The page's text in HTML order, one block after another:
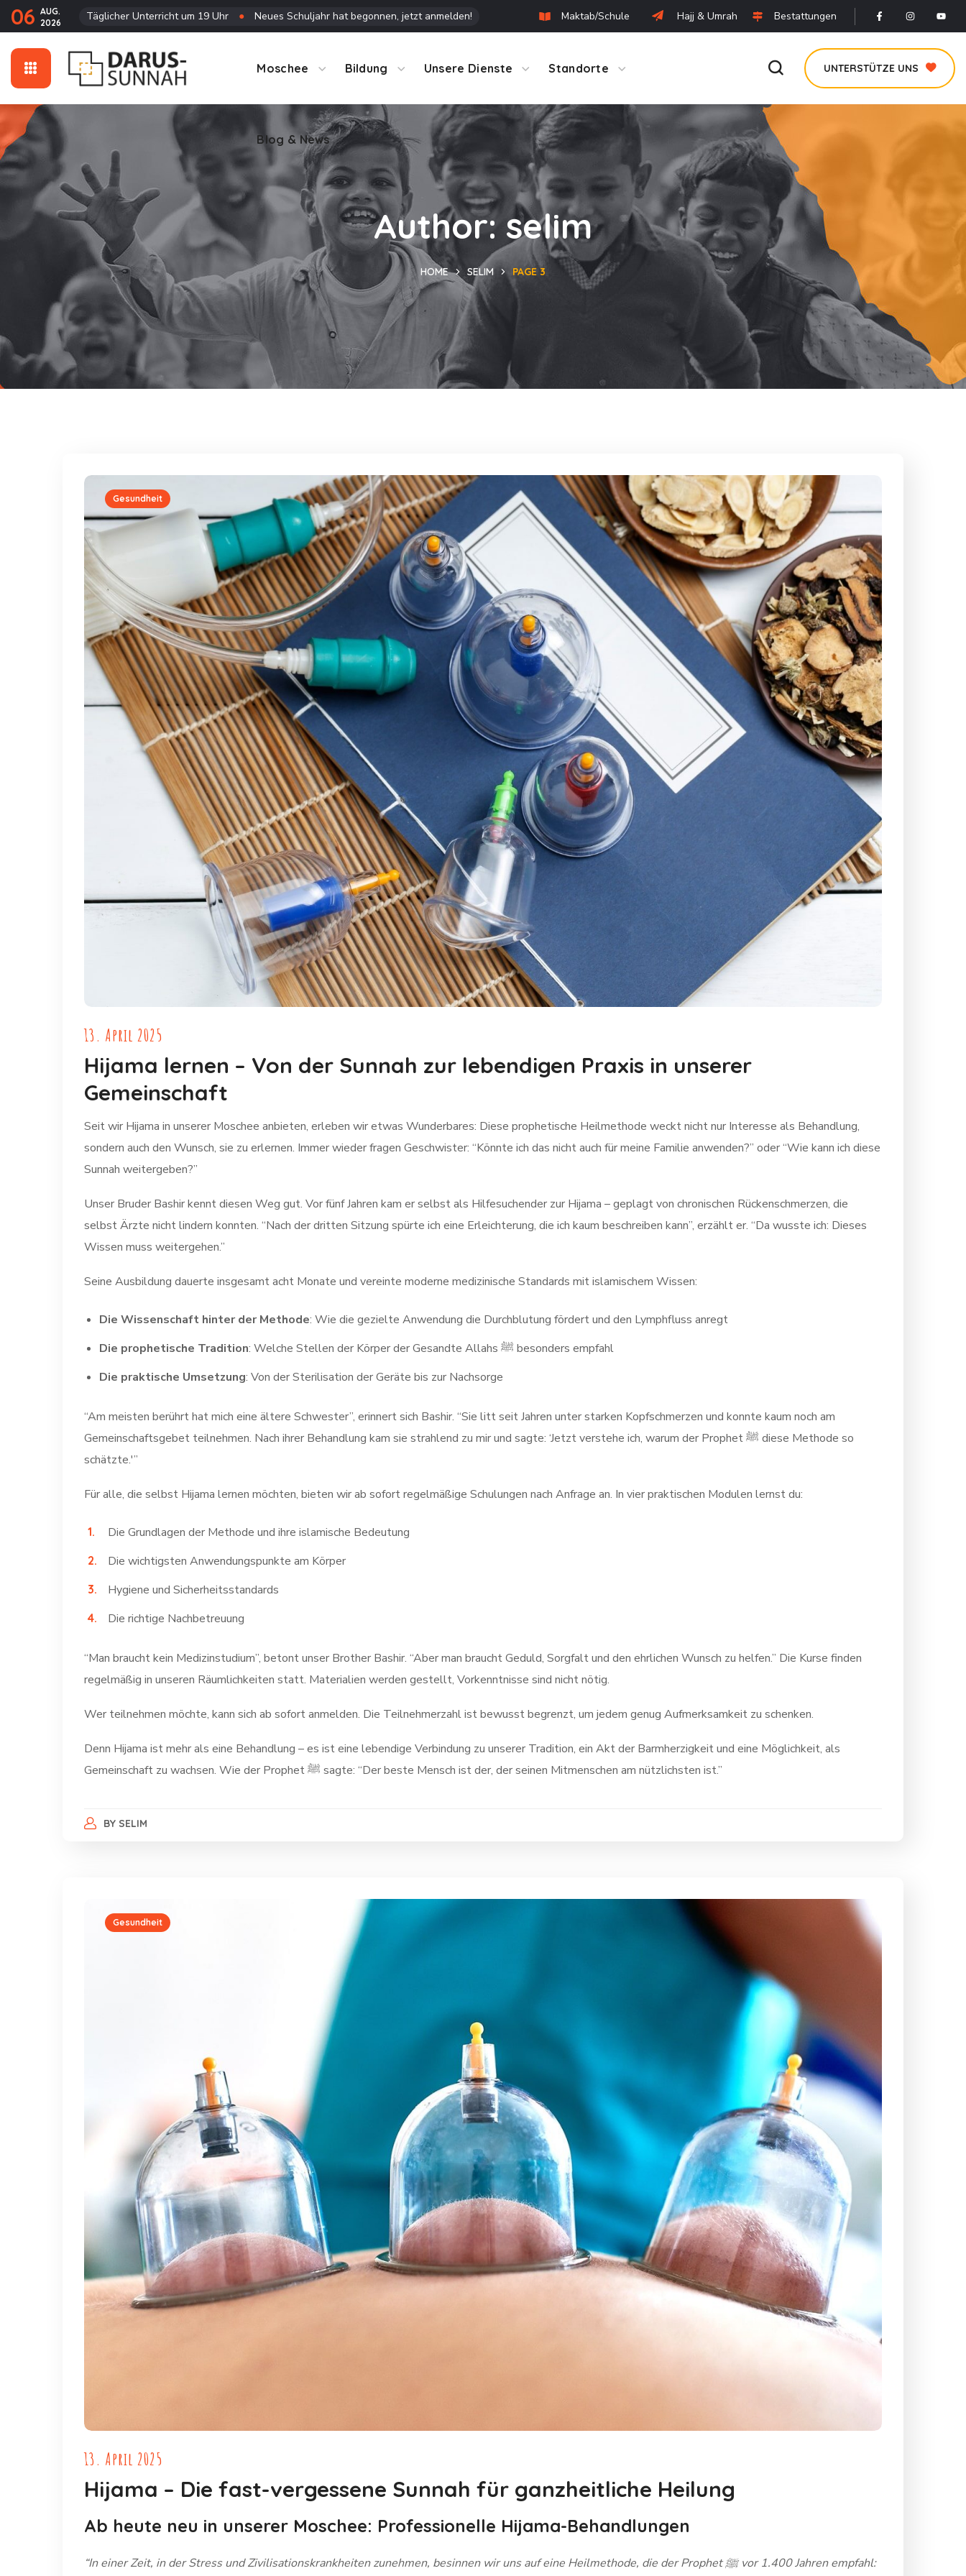
06 AUG.
2026
Täglicher Unterricht um 19 Uhr ● Neues Schuljahr hat begonnen, jetzt anmelden! Maktab/Schule Hajj & Umrah Bestattungen
Moschee Bildung Unsere Dienste Standorte
Blog & News
UNTERSTÜTZE UNS
Blog & News
Author: selim
HOME SELIM PAGE 3
Gesundheit
13. April 2025
Hijama lernen – Von der Sunnah zur lebendigen Praxis in unserer
Gemeinschaft
Seit wir Hijama in unserer Moschee anbieten, erleben wir etwas Wunderbares: Diese prophetische Heilmethode weckt nicht nur Interesse als Behandlung,
sondern auch den Wunsch, sie zu erlernen. Immer wieder fragen Geschwister: “Könnte ich das nicht auch für meine Familie anwenden?” oder “Wie kann ich diese
Sunnah weitergeben?”
Unser Bruder Bashir kennt diesen Weg gut. Vor fünf Jahren kam er selbst als Hilfesuchender zur Hijama – geplagt von chronischen Rückenschmerzen, die
selbst Ärzte nicht lindern konnten. “Nach der dritten Sitzung spürte ich eine Erleichterung, die ich kaum beschreiben kann”, erzählt er. “Da wusste ich: Dieses
Wissen muss weitergehen.”
Seine Ausbildung dauerte insgesamt acht Monate und vereinte moderne medizinische Standards mit islamischem Wissen:
Die Wissenschaft hinter der Methode: Wie die gezielte Anwendung die Durchblutung fördert und den Lymphfluss anregt
Die prophetische Tradition
: Welche Stellen der Körper der Gesandte Allahs ﷺ besonders empfahl
Die praktische Umsetzung: Von der Sterilisation der Geräte bis zur Nachsorge
“Am meisten berührt hat mich eine ältere Schwester”, erinnert sich Bashir. “Sie litt seit Jahren unter starken Kopfschmerzen und konnte kaum noch am
Gemeinschaftsgebet teilnehmen. Nach ihrer Behandlung kam sie strahlend zu mir und sagte: ‘Jetzt verstehe ich, warum der Prophet ﷺ diese Methode so
schätzte.'”
Für alle, die selbst Hijama lernen möchten, bieten wir ab sofort regelmäßige Schulungen nach Anfrage an. In vier praktischen Modulen lernst du:
Die Grundlagen der Methode und ihre islamische Bedeutung
Die wichtigsten Anwendungspunkte am Körper
Hygiene und Sicherheitsstandards
Die richtige Nachbetreuung
“Man braucht kein Medizinstudium”, betont unser Brother Bashir. “Aber man braucht Geduld, Sorgfalt und den ehrlichen Wunsch zu helfen.” Die Kurse finden
regelmäßig in unseren Räumlichkeiten statt. Materialien werden gestellt, Vorkenntnisse sind nicht nötig.
Wer teilnehmen möchte, kann sich ab sofort anmelden. Die Teilnehmerzahl ist bewusst begrenzt, um jedem genug Aufmerksamkeit zu schenken.
Denn Hijama ist mehr als eine Behandlung – es ist eine lebendige Verbindung zu unserer Tradition, ein Akt der Barmherzigkeit und eine Möglichkeit, als
Gemeinschaft zu wachsen. Wie der Prophet ﷺ sagte: “Der beste Mensch ist der, der seinen Mitmenschen am nützlichsten ist.”
BY SELIM
Gesundheit
13. April 2025
Hijama – Die fast-vergessene Sunnah für ganzheitliche Heilung
Ab heute neu in unserer Moschee: Professionelle Hijama-Behandlungen
“In einer Zeit, in der Stress und Zivilisationskrankheiten zunehmen, besinnen wir uns auf eine Heilmethode, die der Prophet ﷺ vor 1.400 Jahren empfahl: